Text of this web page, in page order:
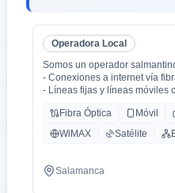
Operadora Local
Somos un operador
- Conexiones a internet vía
- Líneas fijas y líneas móviles
- Centralitas físicas y virtuales.
- Ciberseguridad.
- Inteligencia Artificial aplicada
Fibra Óptica Móvil
WiMAX
Satélite
Salamanca